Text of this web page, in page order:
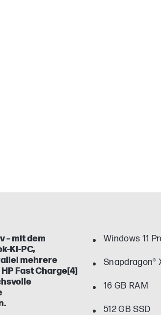
– mit dem
KI-PC,
mehrere
Fast Charge[4]
Windows 11
Snapdragon®
16 GB RAM
512 GB SSD